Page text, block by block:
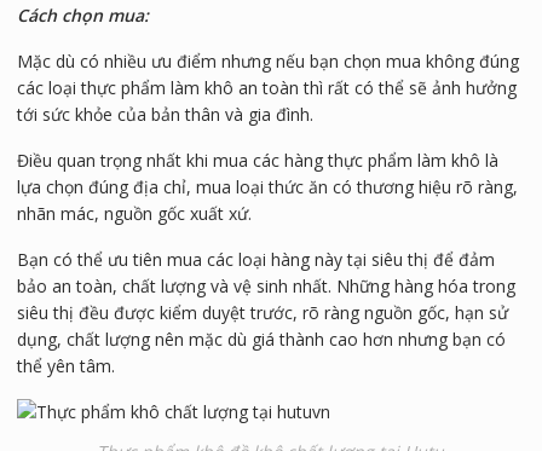
Cách chọn mua:
Mặc dù có nhiều ưu điểm nhưng nếu bạn chọn mua không đúng
các loại thực phẩm làm khô an toàn thì rất có thể sẽ ảnh hưởng
tới sức khỏe của bản thân và gia đình.
Điều quan trọng nhất khi mua các hàng thực phẩm làm khô là
lựa chọn đúng địa chỉ, mua loại thức ăn có thương hiệu rõ ràng,
nhãn mác, nguồn gốc xuất xứ.
Bạn có thể ưu tiên mua các loại hàng này tại siêu thị để đảm
bảo an toàn, chất lượng và vệ sinh nhất. Những hàng hóa trong
siêu thị đều được kiểm duyệt trước, rõ ràng nguồn gốc, hạn sử
dụng, chất lượng nên mặc dù giá thành cao hơn nhưng bạn có
thể yên tâm.